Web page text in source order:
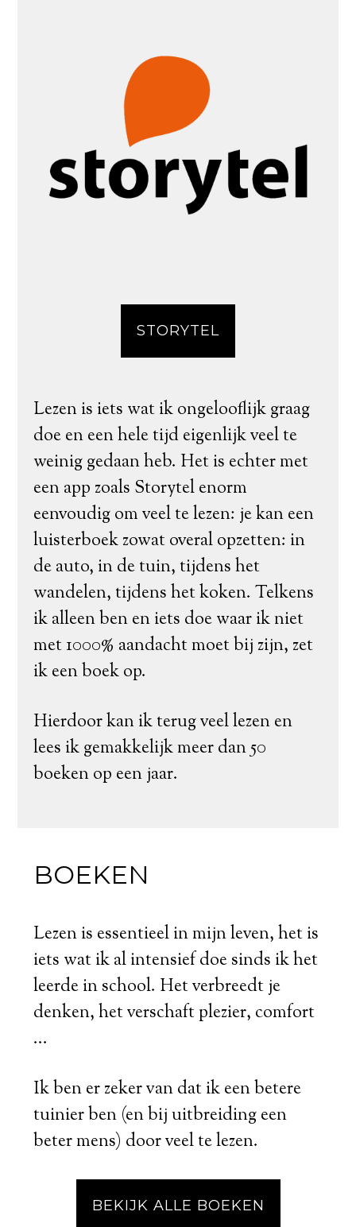
STORYTEL
Lezen is iets wat ik ongelooflijk graag
doe en een hele tijd eigenlijk veel te
weinig gedaan heb. Het is echter met
een app zoals Storytel enorm
eenvoudig om veel te lezen: je kan een
luisterboek zowat overal opzetten: in
de auto, in de tuin, tijdens het
wandelen, tijdens het koken. Telkens
ik alleen ben en iets doe waar ik niet
met 1000% aandacht moet bij zijn, zet
ik een boek op.
Hierdoor kan ik terug veel lezen en
lees ik gemakkelijk meer dan 50
boeken op een jaar.
BOEKEN
Lezen is essentieel in mijn leven, het is
iets wat ik al intensief doe sinds ik het
leerde in school. Het verbreedt je
denken, het verschaft plezier, comfort
...
Ik ben er zeker van dat ik een betere
tuinier ben (en bij uitbreiding een
beter mens) door veel te lezen.
BEKIJK ALLE BOEKEN